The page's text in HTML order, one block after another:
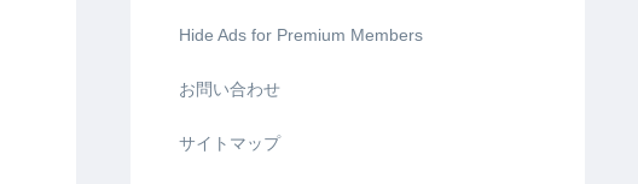
Hide Ads for Premium Members
お問い合わせ
サイトマップ